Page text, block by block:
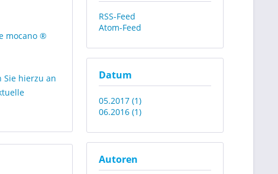
RSS-Feed
Atom-Feed
Datum
05.2017 (1)
06.2016 (1)
Autoren
mocano ®
Sie hierzu an